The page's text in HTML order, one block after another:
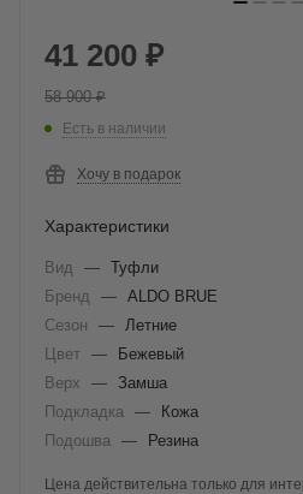
41 200 ₽
58 900₽
Есть в наличии
Хочу в подарок
Характеристики
Вид — Туфли
Бренд
— ALDO BRUE
Сезон
—
Летние
Цвет —
Бежевый
Верх
— Замша
Подкладка
—
Кожа
Подошва
— Резина
Цена действительна только для